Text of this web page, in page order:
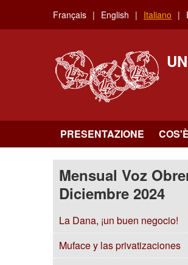
main
Français English Italiano
PRESENTAZIONE
Mensual Voz
Diciembre 2024
La Dana, ¡un buen negocio!
Muface y las privatizaciones